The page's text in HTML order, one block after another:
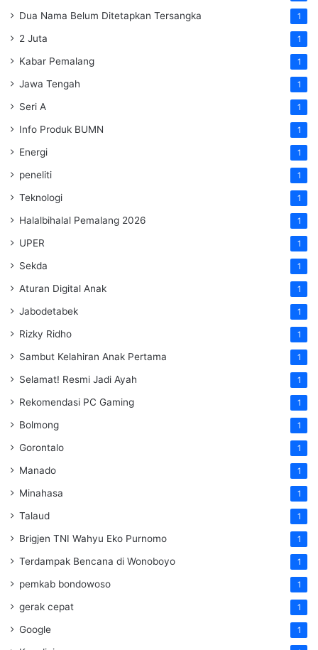
Dua Nama Belum Ditetapkan Tersangka 1
2 Juta 1
Kabar Pemalang 1
Jawa Tengah 1
Seri A 1
Info Produk BUMN 1
Energi 1
peneliti 1
Teknologi 1
Halalbihalal Pemalang 2026 1
UPER 1
Sekda 1
Aturan Digital Anak 1
Jabodetabek 1
Rizky Ridho 1
Sambut Kelahiran Anak Pertama 1
Selamat! Resmi Jadi Ayah 1
Rekomendasi PC Gaming 1
Bolmong 1
Gorontalo 1
Manado 1
Minahasa 1
Talaud 1
Brigjen TNI Wahyu Eko Purnomo 1
Terdampak Bencana di Wonoboyo 1
pemkab bondowoso 1
gerak cepat 1
Google 1